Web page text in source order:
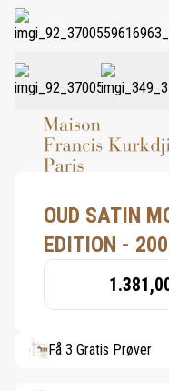
OUD SATIN
EDITION -
Få 3 Gratis Prøver